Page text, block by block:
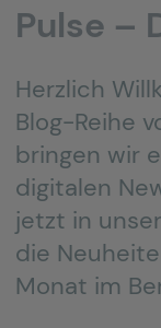
Pulse –
Herzlich
Blog-Reihe
bringen wir
digitalen
jetzt in
die
Monat im